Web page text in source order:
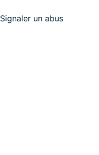
Signaler un abus